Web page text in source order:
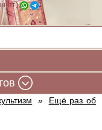
пт)
»
Ещё раз об